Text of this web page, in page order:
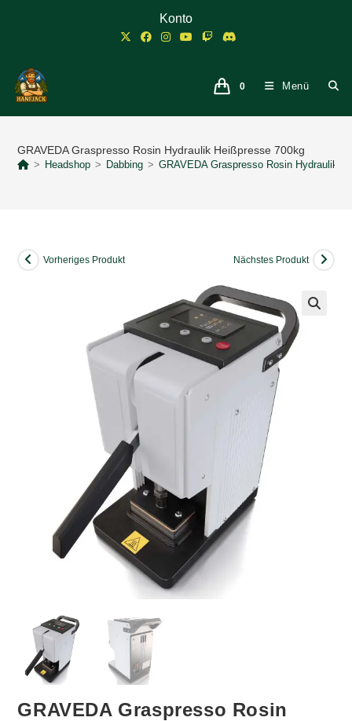
Konto
0 Menü
GRAVEDA Graspresso Rosin Hydraulik Heißpresse 700kg
> Headshop > Dabbing > GRAVEDA Graspresso Rosin Hydraulik
Vorheriges Produkt Nächstes Produkt
GRAVEDA Graspresso Rosin